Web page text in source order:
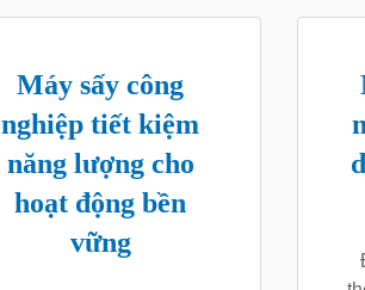
Máy sấy công
nghiệp tiết kiệm
năng lượng cho
hoạt động bền
vững